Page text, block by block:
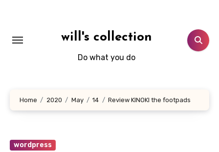
will's collection
Do what you do
Home 2020 May 14 Review KINOKI the footpads
wordpress